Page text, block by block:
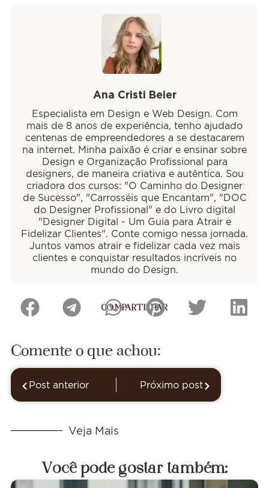
Ana Cristi Beier
Especialista em Design e Web Design. Com
mais de 8 anos de experiência, tenho ajudado
centenas de empreendedores a se destacarem
na internet. Minha paixão é criar e ensinar sobre
Design e Organização Profissional para
designers, de maneira criativa e autêntica. Sou
criadora dos cursos: "O Caminho do Designer
de Sucesso", "Carrosséis que Encantam", "DOC
do Designer Profissional" e do Livro digital
"Designer Digital - Um Guia para Atrair e
Fidelizar Clientes". Conte comigo nessa jornada.
Juntos vamos atrair e fidelizar cada vez mais
clientes e conquistar resultados incríveis no
mundo do Design.
COMPARTILHAR
Comente o que achou:
Post anterior Próximo post
Veja Mais
Você pode gostar também: